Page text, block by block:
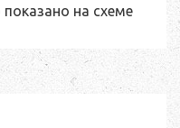
на схеме